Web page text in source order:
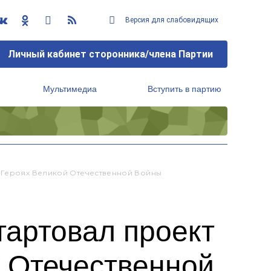
Версия для слабовидящих
Личный кабинет сторонника/члена Партии
Мультимедиа Вступить в партию
Великой Отечественной Войны
проект